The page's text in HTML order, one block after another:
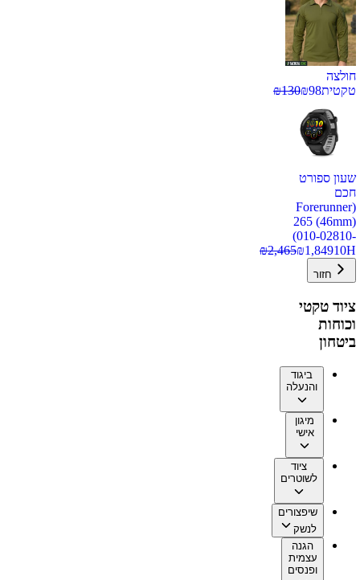
חולצה
טקטית
₪98
₪130
שעון ספורט
חכם
(Forerunner
265 (46mm)
(010-02810-
10H
₪1,849
₪2,465
חזור
ציוד טקטי
וכוחות
ביטחון
ביגוד
והנעלה
מיגון
אישי
ציוד
לשוטרים
שיפצורים
לנשק
הגנה
עצמית
ופנסים